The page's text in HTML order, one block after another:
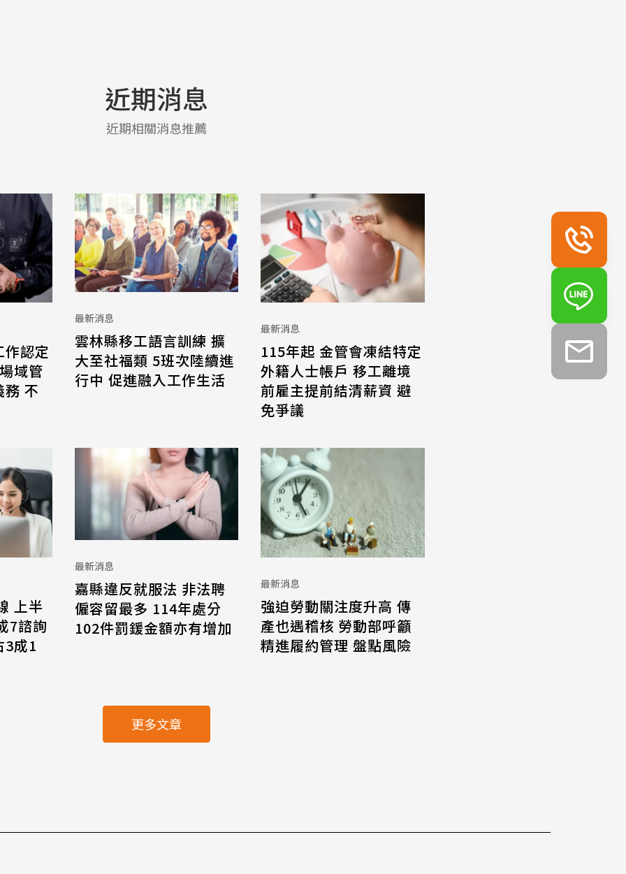
近期消息
近期相關消息推薦
認定
域管
務 不
最新消息
雲林縣移工語言訓練 擴
大至社福類 5班次陸續進
行中 促進融入工作生活
最新消息
115年起 金管會凍結特定
外籍人士帳戶 移工離境
前雇主提前結清薪資 避
免爭議
上半
7諮詢
3成1
最新消息
嘉縣違反就服法 非法聘
僱容留最多 114年處分
102件罰鍰金額亦有增加
最新消息
強迫勞動關注度升高 傳
產也遇稽核 勞動部呼籲
精進履約管理 盤點風險
更多文章